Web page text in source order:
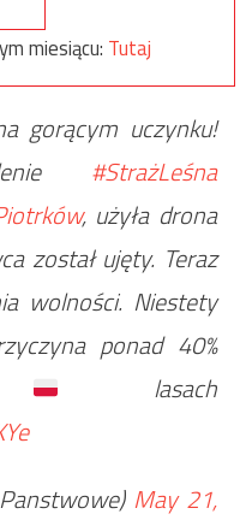
miesiącu: Tutaj
gorącym uczynku!
#StrażLeśna
, użyła drona
został ujęty. Teraz
wolności. Niestety
ponad 40%
lasach
May 21,